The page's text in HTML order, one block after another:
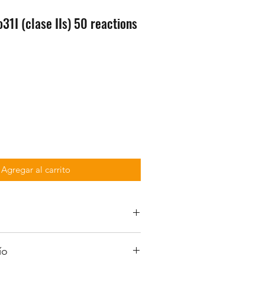
(clase IIs) 50 reactions
Agregar al carrito